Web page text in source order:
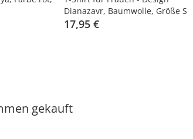
Diаnazavr, Baumwolle, Größe S
17,95 €
gekauft